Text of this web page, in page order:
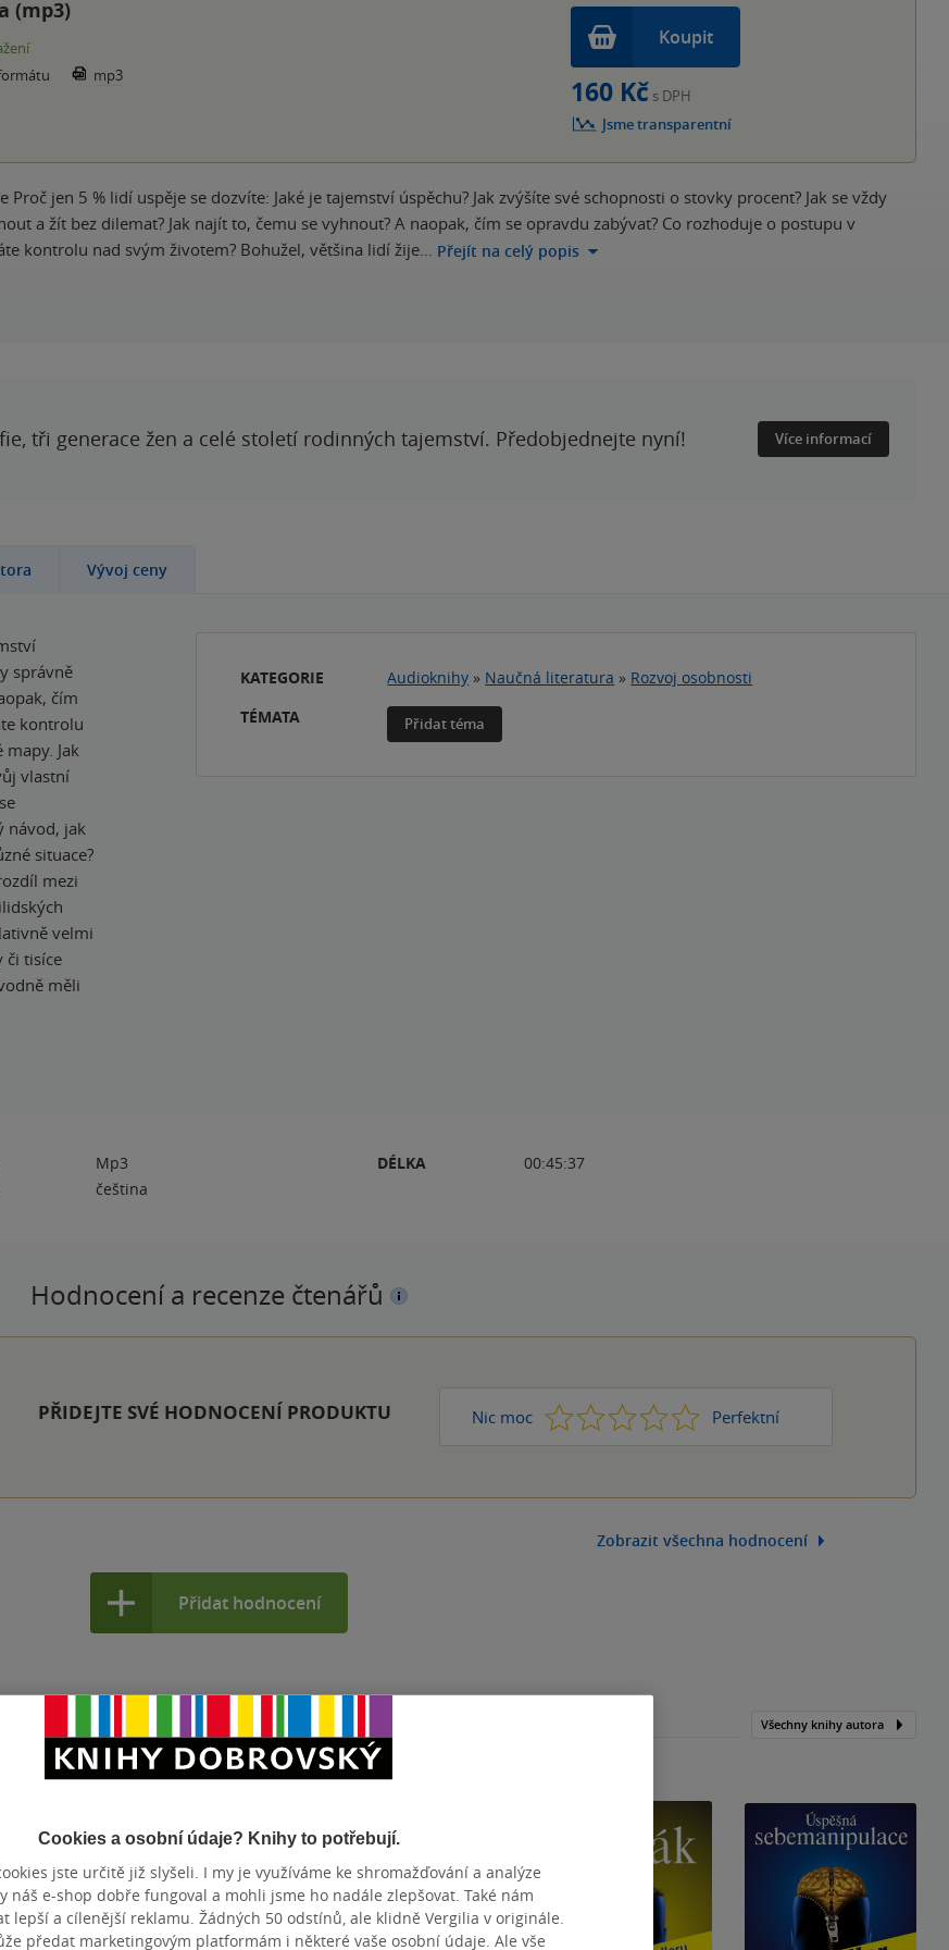
(mp3)
mp3
Koupit
160 Kč s DPH
Jsme transparentní
Proč jen 5 % lidí uspěje se dozvíte: Jaké je tajemství úspěchu? Jak zvýšíte své schopnosti o stovky procent? Jak se vždy
a žít bez dilemat? Jak najít to, čemu se vyhnout? A naopak, čím se opravdu zabývat? Co rozhoduje o postupu v
kontrolu nad svým životem? Bohužel, většina lidí žije… Přejít na celý popis
tři generace žen a celé století rodinných tajemství. Předobjednejte nyní! Více informací
Vývoj ceny
správně
čím
kontrolu
Jak
vlastní
návod, jak
situace?
mezi
velmi
či tisíce
měli
KATEGORIE Audioknihy » Naučná literatura » Rozvoj osobnosti
TÉMATA
Přidat téma
Mp3
čeština
DÉLKA 00:45:37
Hodnocení a recenze čtenářů
PŘIDEJTE SVÉ HODNOCENÍ PRODUKTU Nic moc 1 2 3 4 Perfektní
5
Zobrazit všechna hodnocení
Přidat hodnocení
Všechny knihy autora
Cookies a osobní údaje? Knihy to potřebují.
jste určitě již slyšeli. I my je využíváme ke shromažďování a analýze
náš e-shop dobře fungoval a mohli jsme ho nadále zlepšovat. Také nám
lepší a cílenější reklamu. Žádných 50 odstínů, ale klidně Vergilia v originále.
předat marketingovým platformám i některé vaše osobní údaje. Ale vše